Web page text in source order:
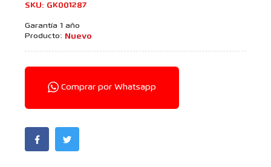
SKU: GK001287
Garantía 1 año
Producto: Nuevo
Comprar por Whatsapp